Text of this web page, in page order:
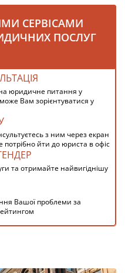
СЕРВІСАМИ
ПОСЛУГ
юридичне питання у
Вам зорієнтуватися у
з ним через екран
йти до юриста в офіс
та отримайте найвигіднішу
Вашої проблеми за